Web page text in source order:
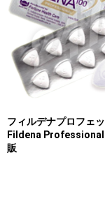
フィルデナプロフェ
Fildena
販